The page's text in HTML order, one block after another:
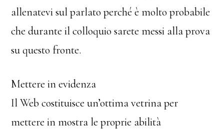
allenatevi sul parlato perché è molto probabile
che durante il colloquio sarete messi alla prova
su questo fronte.
Mettere in evidenza
Il Web costituisce un’ottima vetrina per
mettere in mostra le proprie abilità